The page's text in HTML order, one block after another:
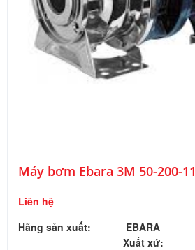
Máy bơm Ebara 3M 50-200-11
Liên hệ
Hãng sản xuất:
EBARA
Xuất xứ: